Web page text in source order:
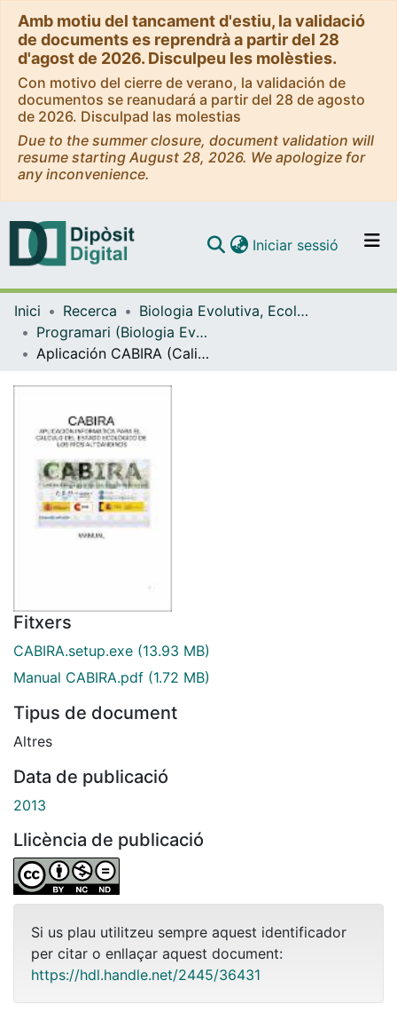
Amb motiu del tancament d'estiu, la validació
de documents es reprendrà a partir del 28
d'agost de 2026. Disculpeu les molèsties.
Con motivo del cierre de verano, la validación de
documentos se reanudará a partir del 28 de agosto
de 2026. Disculpad las molestias
Due to the summer closure, document validation will
resume starting August 28, 2026. We apologize for
any inconvenience.
Navega per tot el DD
Com publicar
Iniciar sessió (current)
Inici Recerca
Biologia Evolutiva, Ecologia i Ciències Ambientals
Programari (Biologia Evolutiva, Ecologia i Ciències Ambientals)
Aplicación CABIRA (Calidad Biológica de los Ríos Altoandinos)
Fitxers
CABIRA.setup.exe (13.93 MB)
Manual CABIRA.pdf (1.72 MB)
Tipus de document
Altres
Data de publicació
2013
Llicència de publicació
Si us plau utilitzeu sempre aquest identificador
per citar o enllaçar aquest document:
https://hdl.handle.net/2445/36431